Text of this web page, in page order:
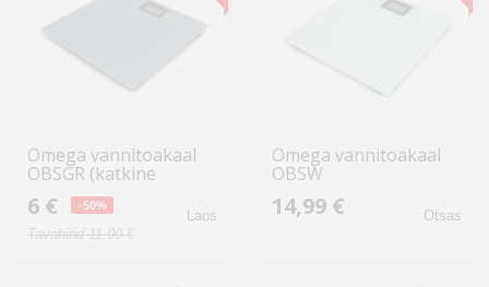
Omega vannitoakaal
OBSGR (katkine
pakend)
6 € -50%
Tavahind 11,99 €
Laos
Omega vannitoakaal
OBSW
14,99 € Otsas